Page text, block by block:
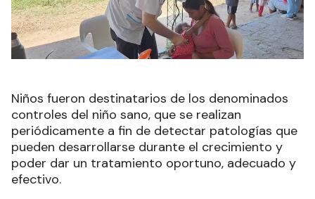
Niños fueron destinatarios de los denominados
controles del niño sano, que se realizan
periódicamente a fin de detectar patologías que
pueden desarrollarse durante el crecimiento y
poder dar un tratamiento oportuno, adecuado y
efectivo.